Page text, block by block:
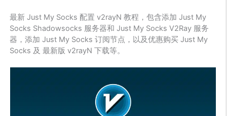
最新 Just My Socks 配置 v2rayN 教程，包含添加 Just My
Socks Shadowsocks 服务器和 Just My Socks V2Ray 服务
器，添加 Just My Socks 订阅节点，以及优惠购买 Just My
Socks 及 最新版 v2rayN 下载等。